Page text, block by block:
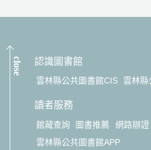
close 認識圖書館
雲林縣公共圖書館CIS 雲林縣
讀者服務
館藏查詢 圖書推薦 網路辦證
雲林縣公共圖書館APP